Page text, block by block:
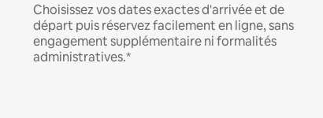
Choisissez vos dates exactes d'arrivée et de
départ puis réservez facilement en ligne, sans
engagement supplémentaire ni formalités
administratives.*